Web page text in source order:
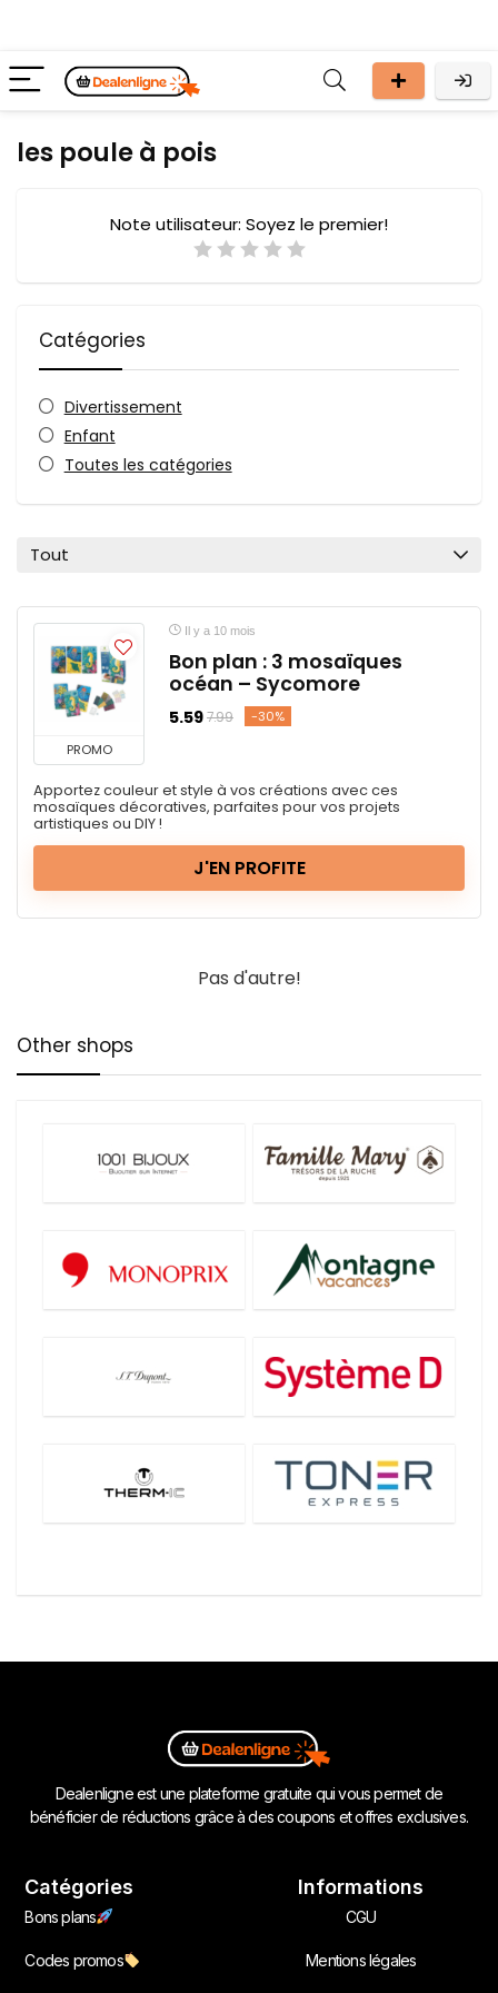
les poule à pois
Note utilisateur: Soyez le premier!
Catégories
Divertissement
Enfant
Toutes les catégories
Tout
PROMO
Il y a 10 mois
Bon plan : 3 mosaïques
océan – Sycomore
5.597.99 -30%
Apportez couleur et style à vos créations avec ces
mosaïques décoratives, parfaites pour vos projets
artistiques ou DIY !
J'EN PROFITE
Pas d'autre!
Other shops
Dealenligne est une plateforme gratuite qui vous permet de
bénéficier de réductions grâce à des coupons et offres exclusives.
Catégories
Bons plans
Codes promos
Informations
CGU
Mentions légales